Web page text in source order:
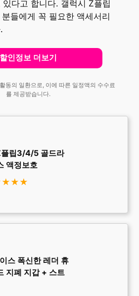
다고 합니다. 갤럭시 Z플립
들에게 꼭 필요한 액세서리
할인정보 더보기
동의 일환으로, 이에 따른 일정액의 수수료
를 제공받습니다.
립3/4/5 골드라
액정보호
스 폭신한 레더 휴
지폐 지갑 + 스트